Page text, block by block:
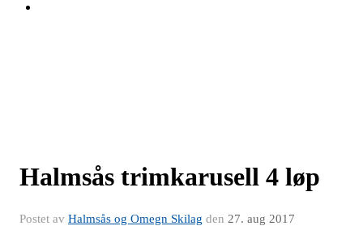
Halmsås trimkarusell 4 løp
Postet av Halmsås og Omegn Skilag den 27. aug 2017